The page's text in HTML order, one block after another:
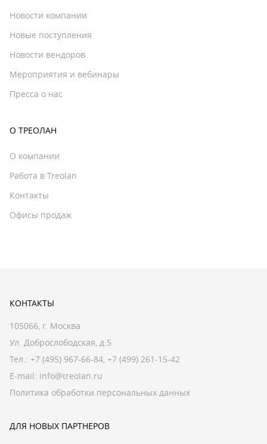
Новости компании
Новые поступления
Новости вендоров
Мероприятия и вебинары
Пресса о нас
О ТРЕОЛАН
О компании
Работа в Treolan
Контакты
Офисы продаж
КОНТАКТЫ
105066, г. Москва
Ул. Доброслободская, д.5
Тел.: +7 (495) 967-66-84, +7 (499) 261-15-42
E-mail: info@treolan.ru
Политика обработки персональных данных
ДЛЯ НОВЫХ ПАРТНЕРОВ